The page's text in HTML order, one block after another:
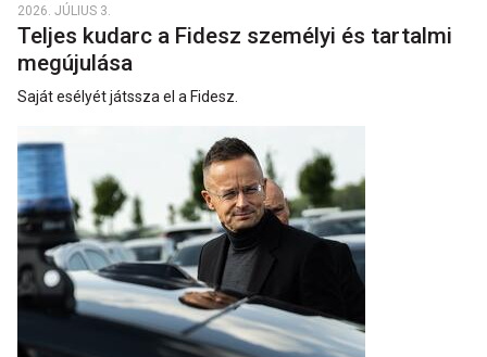
2026. JÚLIUS 3.
Teljes kudarc a Fidesz személyi és tartalmi
megújulása
Saját esélyét játssza el a Fidesz.